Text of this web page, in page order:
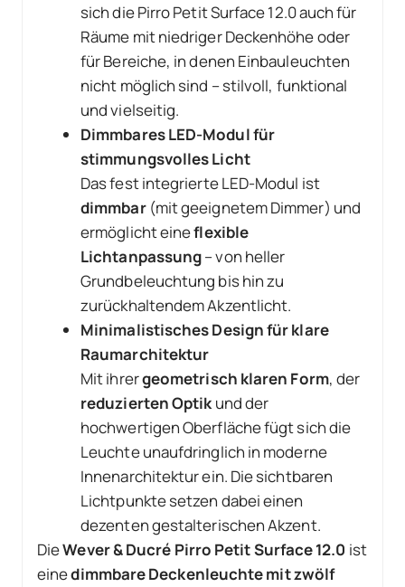
sich die Pirro Petit Surface 12.0 auch für
Räume mit niedriger Deckenhöhe oder
für Bereiche, in denen Einbauleuchten
nicht möglich sind – stilvoll, funktional
und vielseitig.
Dimmbares LED-Modul für
stimmungsvolles Licht
Das fest integrierte LED-Modul ist
dimmbar(mit geeignetem Dimmer) und
ermöglicht eineflexible
Lichtanpassung– von heller
Grundbeleuchtung bis hin zu
zurückhaltendem Akzentlicht.
Minimalistisches Design für klare
Raumarchitektur
Mit ihrergeometrisch klaren Form, der
reduzierten Optikund der
hochwertigen Oberfläche fügt sich die
Leuchte unaufdringlich in moderne
Innenarchitektur ein. Die sichtbaren
Lichtpunkte setzen dabei einen
dezenten gestalterischen Akzent.
DieWever & Ducré Pirro Petit Surface 12.0 ist
einedimm­bare Deckenleuchte mit zwölf